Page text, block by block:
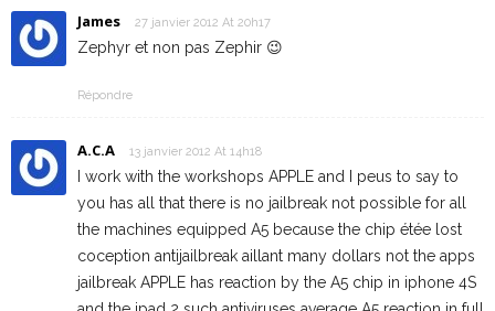
James 27 janvier 2012 At 20h17
Zephyr et non pas Zephir 😉
Répondre
A.C.A 13 janvier 2012 At 14h18
I work with the workshops APPLE and I peus to say to
you has all that there is no jailbreak not possible for all
the machines equipped A5 because the chip étée lost
coception antijailbreak aillant many dollars not the apps
jailbreak APPLE has reaction by the A5 chip in iphone 4S